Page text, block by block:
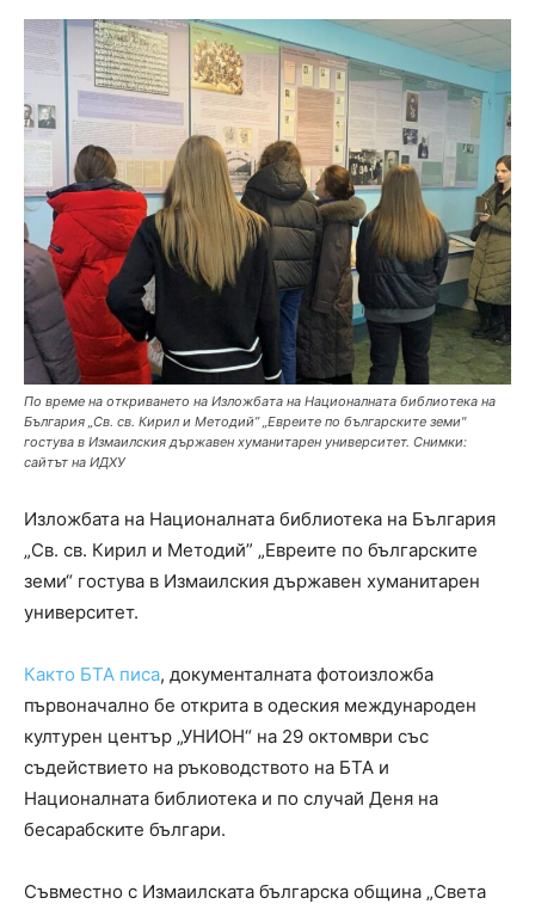
По време на откриването на Изложбата на Националната библиотека на
България „Св. св. Кирил и Методий” „Евреите по българските земи"
гостува в Измаилския държавен хуманитарен университет. Снимки:
сайтът на ИДХУ
Изложбата на Националната библиотека на България
„Св. св. Кирил и Методий” „Евреите по българските
земи“ гостува в Измаилския държавен хуманитарен
университет.
Както БТА писа, документалната фотоизложба
първоначално бе открита в одеския международен
културен център „УНИОН“ на 29 октомври със
съдействието на ръководството на БТА и
Националната библиотека и по случай Деня на
бесарабските българи.
Съвместно с Измаилската българска община „Света